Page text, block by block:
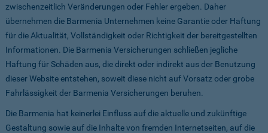
zwischenzeitlich Veränderungen oder Fehler ergeben. Daher
übernehmen die Barmenia Unternehmen keine Garantie oder Haftung
für die Aktualität, Vollständigkeit oder Richtigkeit der bereitgestellten
Informationen. Die Barmenia Versicherungen schließen jegliche
Haftung für Schäden aus, die direkt oder indirekt aus der Benutzung
dieser Website entstehen, soweit diese nicht auf Vorsatz oder grobe
Fahrlässigkeit der Barmenia Versicherungen beruhen.
Die Barmenia hat keinerlei Einfluss auf die aktuelle und zukünftige
Gestaltung sowie auf die Inhalte von fremden Internetseiten, auf die